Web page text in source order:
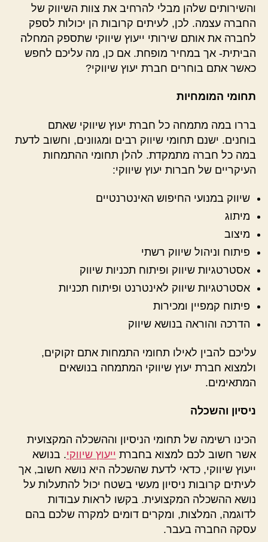
והשירותים שלהן מבלי להרחיב את צוות השיווק של
החברה עצמה. לכן, לעיתים קרובות הן יכולות לספק
לחברה את אותם שירותי ייעוץ שיווקי שתספק המחלה
הביתית- אך במחיר מופחת. אם כן, מה עליכם לחפש
כאשר אתם בוחרים חברת יעוץ שיווקי?
תחומי המומחיות
בררו במה מתמחה כל חברת יעוץ שיווקי שאתם
בוחנים. ישנם תחומי שיווק רבים ומגוונים, וחשוב לדעת
במה כל חברה מתמקדת. להלן תחומי ההתמחות
העיקריים של חברות יעוץ שיווקי:
שיווק במנועי החיפוש האינטרנטיים
מיתוג
מיצוב
פיתוח וניהול שיווק רשתי
אסטרטגיות שיווק ופיתוח תכניות שיווק
אסטרטגיות שיווק לאינטרנט ופיתוח תכניות
פיתוח קמפיין ומכירות
הדרכה והוראה בנושא שיווק
עליכם להבין לאילו תחומי התמחות אתם זקוקים,
ולמצוא חברת יעוץ שיווקי המתמחה בנושאים
המתאימים.
ניסיון והשכלה
הכינו רשימה של תחומי הניסיון וההשכלה המקצועית
אשר חשוב לכם למצוא בחברת ייעוץ שיווקי. בנושא
ייעוץ שיווקי, כדאי לדעת שהשכלה היא נושא חשוב, אך
לעיתים קרובות ניסיון מעשי בשטח יכול להתעלות על
נושא ההשכלה המקצועית. בקשו לראות עבודות
לדוגמה, המלצות, ומקרים דומים למקרה שלכם בהם
עסקה החברה בעבר.